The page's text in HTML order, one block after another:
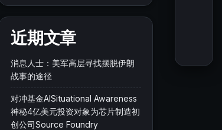
近期文章
消息人士：美军高层寻找摆脱伊朗
战事的途径
对冲基金AISituational Awareness
神秘4亿美元投资对象为芯片制造初
创公司Source Foundry